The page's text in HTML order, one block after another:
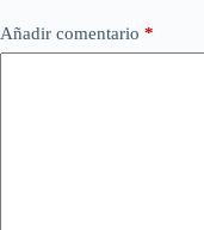
Añadir comentario *